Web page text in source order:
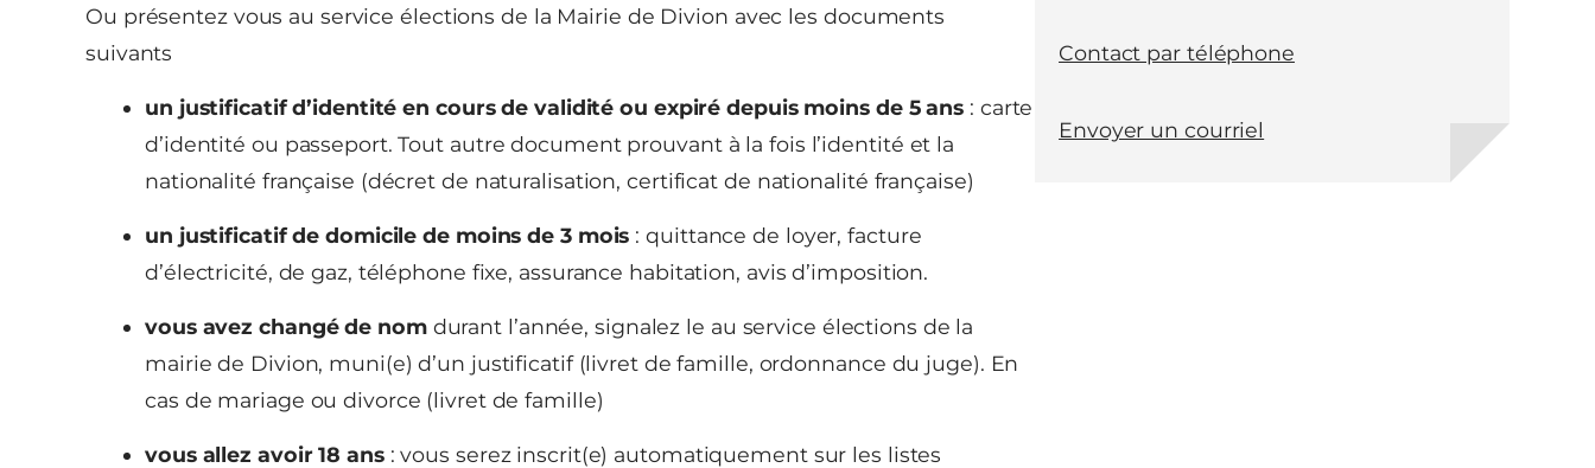
Ou présentez vous au service élections de la Mairie de Divion avec les documents
suivants
un justificatif d’identité en cours de validité ou expiré depuis moins de 5 ans : carte
d’identité ou passeport. Tout autre document prouvant à la fois l’identité et la
nationalité française (décret de naturalisation, certificat de nationalité française)
un justificatif de domicile de moins de 3 mois : quittance de loyer, facture
d’électricité, de gaz, téléphone fixe, assurance habitation, avis d’imposition.
vous avez changé de nomdurant l’année, signalez le au service élections de la
mairie de Divion, muni(e) d’un justificatif (livret de famille, ordonnance du juge). En
cas de mariage ou divorce (livret de famille)
vous allez avoir 18 ans: vous serez inscrit(e) automatiquement sur les listes
Contact par téléphone
Envoyer un courriel